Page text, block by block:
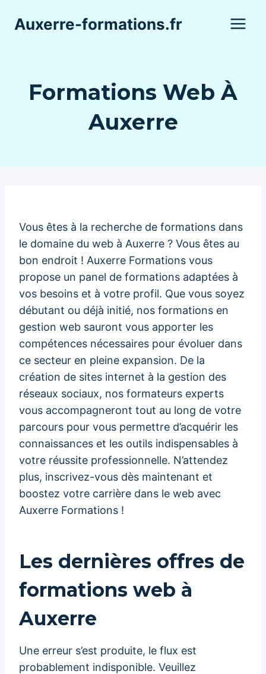
Auxerre-formations.fr
Formations Web À
Auxerre
Vous êtes à la recherche de formations dans
le domaine du web à Auxerre ? Vous êtes au
bon endroit ! Auxerre Formations vous
propose un panel de formations adaptées à
vos besoins et à votre profil. Que vous soyez
débutant ou déjà initié, nos formations en
gestion web sauront vous apporter les
compétences nécessaires pour évoluer dans
ce secteur en pleine expansion. De la
création de sites internet à la gestion des
réseaux sociaux, nos formateurs experts
vous accompagneront tout au long de votre
parcours pour vous permettre d’acquérir les
connaissances et les outils indispensables à
votre réussite professionnelle. N’attendez
plus, inscrivez-vous dès maintenant et
boostez votre carrière dans le web avec
Auxerre Formations !
Les dernières offres de
formations web à
Auxerre
Une erreur s’est produite, le flux est
probablement indisponible. Veuillez